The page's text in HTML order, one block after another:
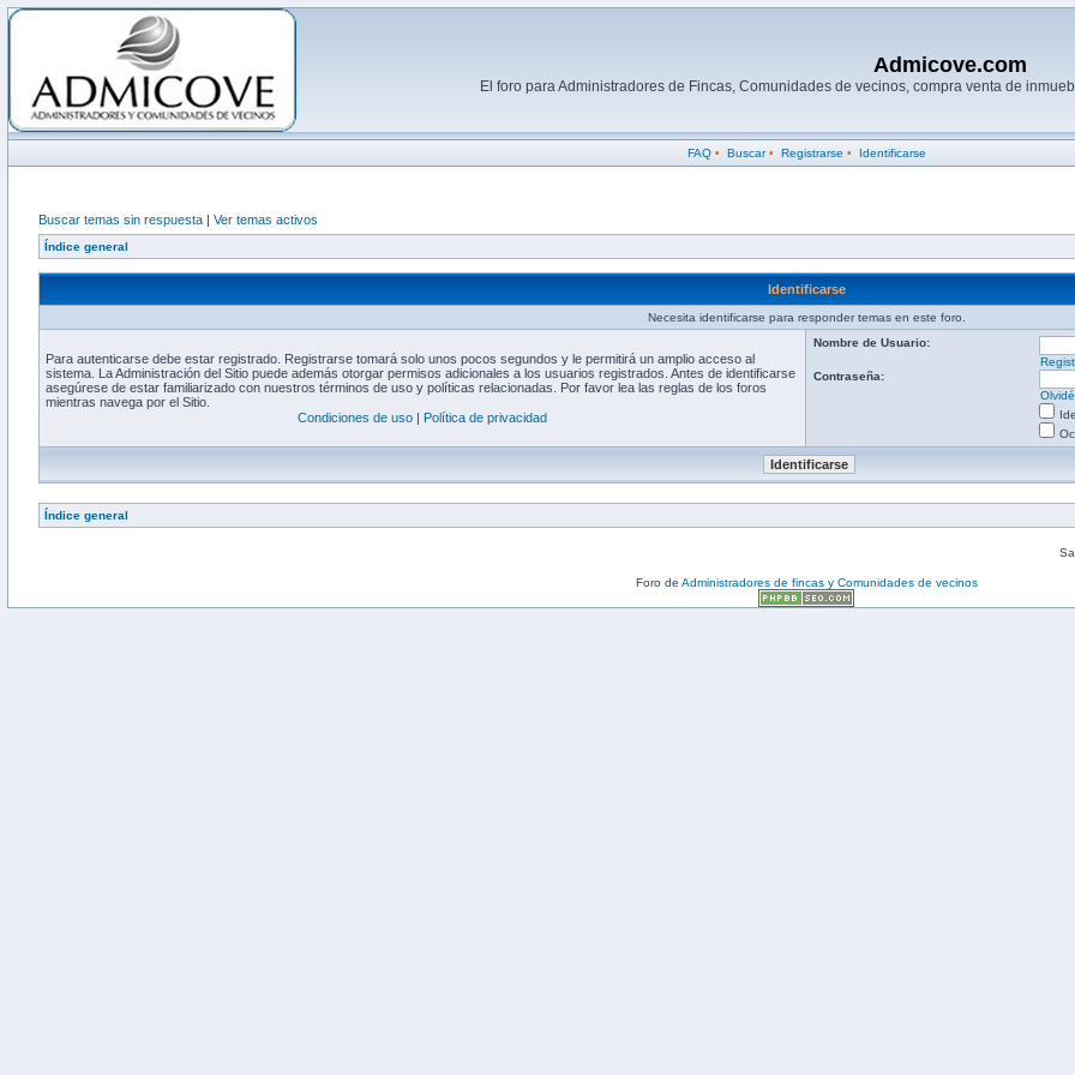
Admicove.com
El foro para Administradores de Fincas, Comunidades de vecinos, compra venta de
FAQ• Buscar• Registrarse • Identificarse
Buscar temas sin respuesta | Ver temas activos
Índice general
Identificarse
Necesita identificarse para responder temas en este foro.
Para autenticarse debe estar registrado. Registrarse tomará solo unos pocos segundos y le permitirá un amplio acceso al
sistema. La Administración del Sitio puede además otorgar permisos adicionales a los usuarios registrados. Antes de identificarse
asegúrese de estar familiarizado con nuestros términos de uso y políticas relacionadas. Por favor lea las reglas de los foros
mientras navega por el Sitio.
Condiciones de uso | Política de privacidad
Nombre de Usuario:
Contraseña:
Índice general
Foro de Administradores de fincas y Comunidades de vecinos